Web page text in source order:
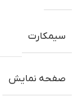
سیمکارت
صفحه نمایش